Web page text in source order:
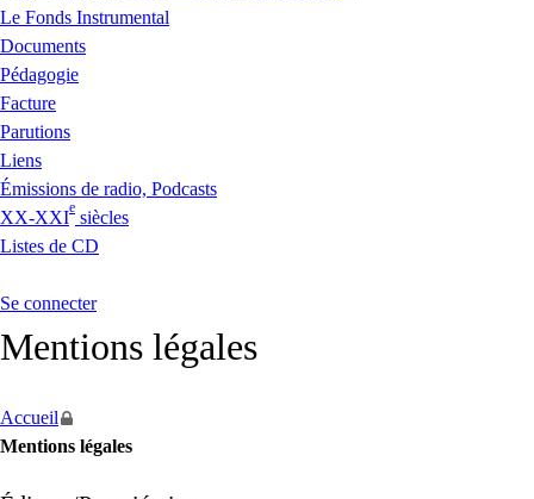
Le Fonds Instrumental
Documents
Pédagogie
Facture
Parutions
Liens
Émissions de radio, Podcasts
XX-XXI
e
siècles
Listes de CD
Se connecter
Mentions légales
Accueil
Mentions légales